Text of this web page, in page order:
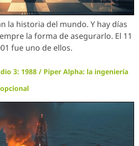
la historia del mundo. Y hay días
la forma de asegurarlo. El 11
fue uno de ellos.
3: 1988 / Piper Alpha: la ingeniería